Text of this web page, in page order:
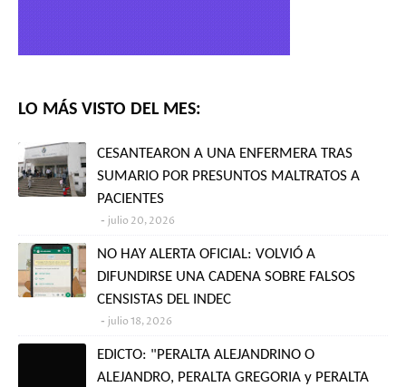
LO MÁS VISTO DEL MES:
CESANTEARON A UNA ENFERMERA TRAS
SUMARIO POR PRESUNTOS MALTRATOS A
PACIENTES
julio 20, 2026
NO HAY ALERTA OFICIAL: VOLVIÓ A
DIFUNDIRSE UNA CADENA SOBRE FALSOS
CENSISTAS DEL INDEC
julio 18, 2026
EDICTO: "PERALTA ALEJANDRINO O
ALEJANDRO, PERALTA GREGORIA y PERALTA